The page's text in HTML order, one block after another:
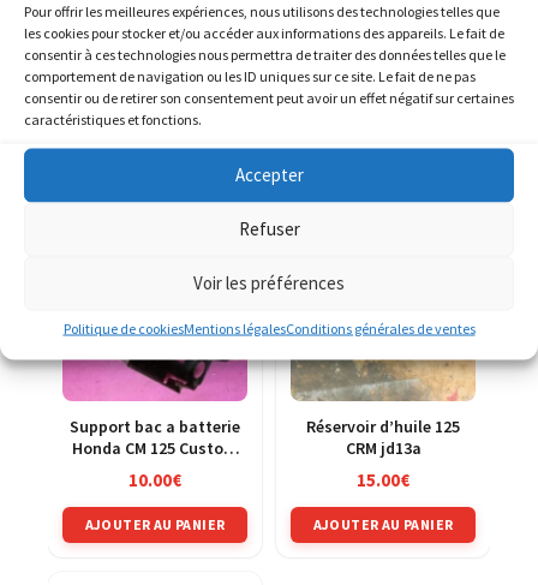
Pour offrir les meilleures expériences, nous utilisons des technologies telles que
les cookies pour stocker et/ou accéder aux informations des appareils. Le fait de
consentir à ces technologies nous permettra de traiter des données telles que le
comportement de navigation ou les ID uniques sur ce site. Le fait de ne pas
consentir ou de retirer son consentement peut avoir un effet négatif sur certaines
caractéristiques et fonctions.
Accepter
Refuser
Voir les préférences
Politique de cookiesMentions légalesConditions générales de ventes
PRODUITS SIMILAIRES
Support bac a batterie
Honda CM 125 Custom
JC05
10.00€
AJOUTER AU PANIER
Réservoir d’huile 125
CRM jd13a
15.00€
AJOUTER AU PANIER